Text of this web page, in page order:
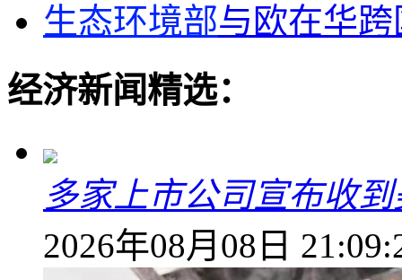
生态环境部与欧在华
经济新闻精选：
多家上市公司宣布收
2026年08月08日